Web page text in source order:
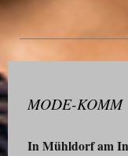
MODE-KOMM
In Mühldorf am